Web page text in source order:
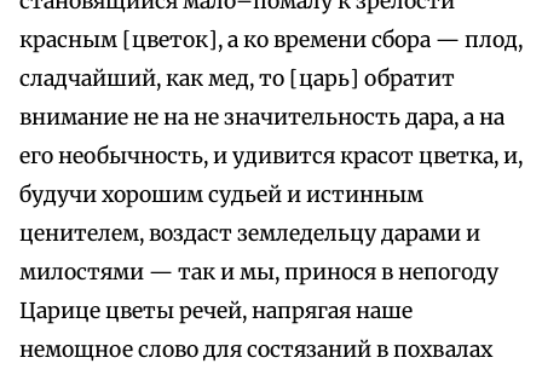
красным [цветок], а ко времени сбора — плод,
сладчайший, как мед, то [царь] обратит
внимание не на не значительность дара, а на
его необычность, и удивится красот цветка, и,
будучи хорошим судьей и истинным
ценителем, воздаст земледельцу дарами и
милостями — так и мы, принося в непогоду
Царице цветы речей, напрягая наше
немощное слово для состязаний в похвалах